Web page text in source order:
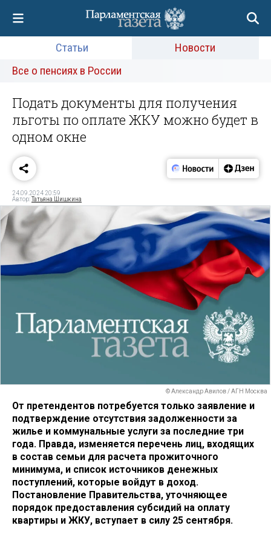
Статьи
Новости
Все о пенсиях в России
Подать документы для получения
льготы по оплате ЖКУ можно будет в
одном окне
24.09.2024 20:59
Автор:Татьяна Шишкина
© Александр Авилов / АГН Москва
От претендентов потребуется только заявление и
подтверждение отсутствия задолженности за
жилье и коммунальные услуги за последние три
года. Правда, изменяется перечень лиц, входящих
в состав семьи для расчета прожиточного
минимума, и список источников денежных
поступлений, которые войдут в доход.
Постановление Правительства, уточняющее
порядок предоставления субсидий на оплату
квартиры и ЖКУ, вступает в силу 25 сентября.